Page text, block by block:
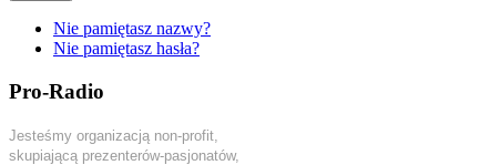
Nie pamiętasz nazwy?
Nie pamiętasz hasła?
Pro-Radio
Jesteśmy organizacją non-profit,
skupiającą prezenterów-pasjonatów,